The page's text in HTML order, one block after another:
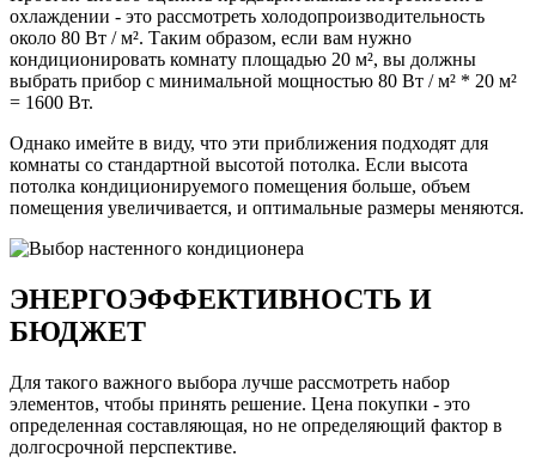
охлаждении - это рассмотреть холодопроизводительность
около 80 Вт / м². Таким образом, если вам нужно
кондиционировать комнату площадью 20 м², вы должны
выбрать прибор с минимальной мощностью 80 Вт / м² * 20 м²
= 1600 Вт.
Однако имейте в виду, что эти приближения подходят для
комнаты со стандартной высотой потолка. Если высота
потолка кондиционируемого помещения больше, объем
помещения увеличивается, и оптимальные размеры меняются.
ЭНЕРГОЭФФЕКТИВНОСТЬ И
БЮДЖЕТ
Для такого важного выбора лучше рассмотреть набор
элементов, чтобы принять решение. Цена покупки - это
определенная составляющая, но не определяющий фактор в
долгосрочной перспективе.